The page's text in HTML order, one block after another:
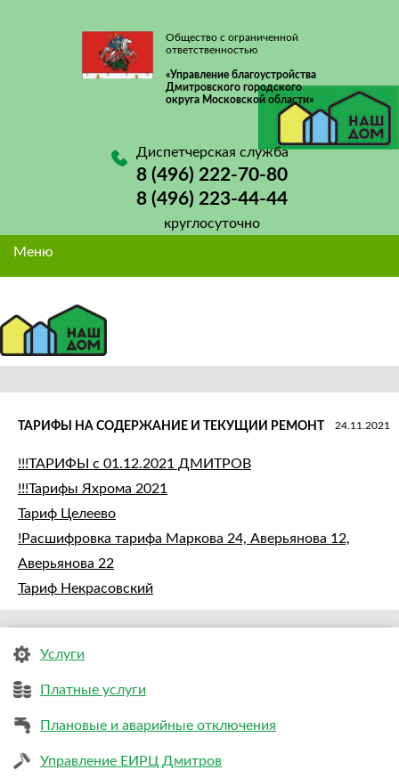
Общество с ограниченной
ответственностью
«Управление благоустройства
Дмитровского городского
округа Московской области»
Диспетчерская служба
8 (496) 222-70-80
8 (496) 223-44-44
круглосуточно
Меню
Услуги
Платные услуги
Плановые и аварийные отключения
Управление ЕИРЦ Дмитров
ТАРИФЫ НА СОДЕРЖАНИЕ И ТЕКУЩИЙ РЕМОНТ 24.11.2021
!!!ТАРИФЫ с 01.12.2021 ДМИТРОВ
!!!Тарифы Яхрома 2021
Тариф Целеево
!Расшифровка тарифа Маркова 24, Аверьянова 12,
Аверьянова 22
Тариф Некрасовский